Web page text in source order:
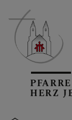
PFARRE
HERZ